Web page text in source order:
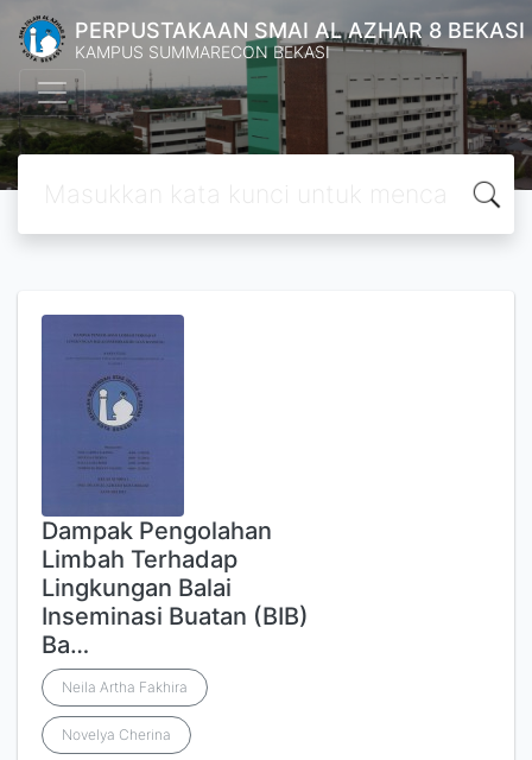
PERPUSTAKAAN SMAI AL AZHAR 8 BEKASI
KAMPUS SUMMARECON BEKASI
Dampak Pengolahan
Limbah Terhadap
Lingkungan Balai
Inseminasi Buatan (BIB)
Ba…
Neila Artha Fakhira
Novelya Cherina